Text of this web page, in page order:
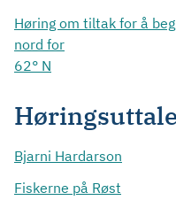
Høring om tiltak for å
nord for
62° N
Bjarni Hardarson
Fiskerne på Røst